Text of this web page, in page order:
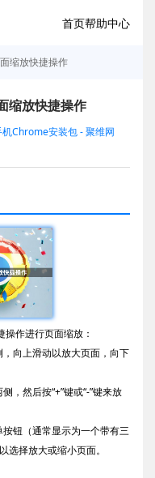
首页帮助中心
缩放快捷操作
缩放快捷操作
Chrome安装包 - 聚维网
作进行页面缩放：
向上滑动以放大页面，向下
，然后按“+”键或“-”键来放
钮（通常显示为一个带有三
选择放大或缩小页面。